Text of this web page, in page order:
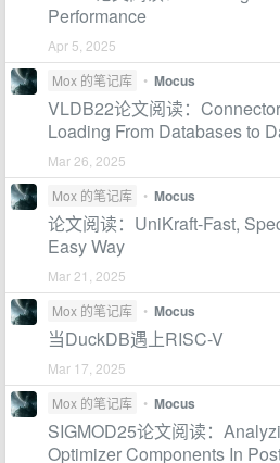
Performance
Apr 5, 2025
Mox 的笔记库
• Mocus
VLDB22论文阅读：
Loading From Databases to
Mar 26, 2025
Mox 的笔记库
• Mocus
论文阅读：UniKraft-Fast,
Easy Way
Mar 21, 2025
Mox 的笔记库
• Mocus
当DuckDB遇上RISC-V
Mar 17, 2025
Mox 的笔记库
• Mocus
SIGMOD25论文阅读：
Optimizer Components In